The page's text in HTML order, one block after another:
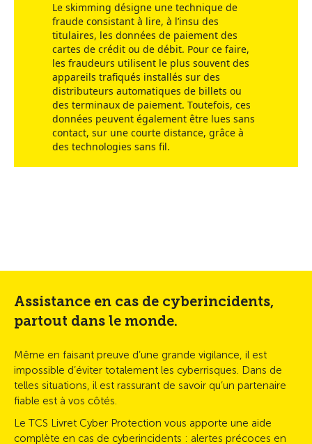
Le skimming désigne une technique de
fraude consistant à lire, à l’insu des
titulaires, les données de paiement des
cartes de crédit ou de débit. Pour ce faire,
les fraudeurs utilisent le plus souvent des
appareils trafiqués installés sur des
distributeurs automatiques de billets ou
des terminaux de paiement. Toutefois, ces
données peuvent également être lues sans
contact, sur une courte distance, grâce à
des technologies sans fil.
Assistance en cas de cyberincidents,
partout dans le monde.
Même en faisant preuve d’une grande vigilance, il est
impossible d’éviter totalement les cyberrisques. Dans de
telles situations, il est rassurant de savoir qu’un partenaire
fiable est à vos côtés.
Le TCS Livret Cyber Protection vous apporte une aide
complète en cas de cyberincidents : alertes précoces en